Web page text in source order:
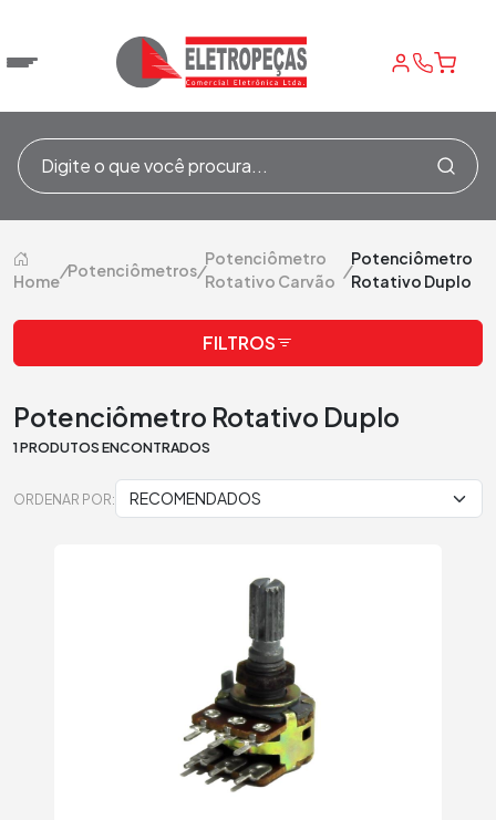
Home
/Potenciômetros/
Potenciômetro
Rotativo Carvão
/
Potenciômetro
Rotativo Duplo
FILTROS
Potenciômetro Rotativo Duplo
1 PRODUTOS ENCONTRADOS
ORDENAR POR: